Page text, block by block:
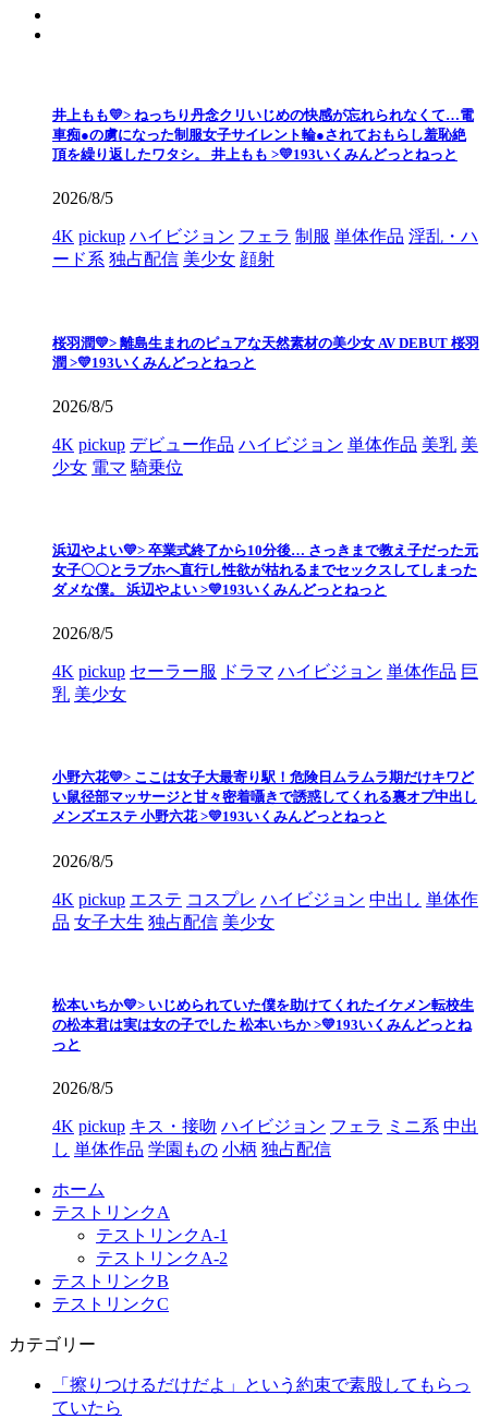
井上もも💛> ねっちり丹念クリいじめの快感が忘れられなくて…電
車痴●の虜になった制服女子サイレント輪●されておもらし羞恥絶
頂を繰り返したワタシ。 井上もも >💛193いくみんどっとねっと
2026/8/5
4K pickup ハイビジョン フェラ 制服 単体作品 淫乱・ハ
ード系 独占配信 美少女 顔射
桜羽潤💛> 離島生まれのピュアな天然素材の美少女 AV DEBUT 桜羽
潤 >💛193いくみんどっとねっと
2026/8/5
4K pickup デビュー作品 ハイビジョン 単体作品 美乳 美
少女 電マ 騎乗位
浜辺やよい💛> 卒業式終了から10分後… さっきまで教え子だった元
女子〇〇とラブホへ直行し性欲が枯れるまでセックスしてしまった
ダメな僕。 浜辺やよい >💛193いくみんどっとねっと
2026/8/5
4K pickup セーラー服 ドラマ ハイビジョン 単体作品 巨
乳 美少女
小野六花💛> ここは女子大最寄り駅！危険日ムラムラ期だけキワど
い鼠径部マッサージと甘々密着囁きで誘惑してくれる裏オプ中出し
メンズエステ 小野六花 >💛193いくみんどっとねっと
2026/8/5
4K pickup エステ コスプレ ハイビジョン 中出し 単体作
品 女子大生 独占配信 美少女
松本いちか💛> いじめられていた僕を助けてくれたイケメン転校生
の松本君は実は女の子でした 松本いちか >💛193いくみんどっとね
っと
2026/8/5
4K pickup キス・接吻 ハイビジョン フェラ ミニ系 中出
し 単体作品 学園もの 小柄 独占配信
ホーム
テストリンクA
テストリンクA-1
テストリンクA-2
テストリンクB
テストリンクC
カテゴリー
「擦りつけるだけだよ」という約束で素股してもらっ
ていたら